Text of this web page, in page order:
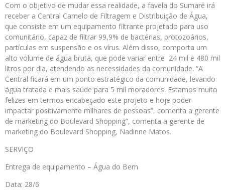
Com o objetivo de mudar essa realidade, a favela do Sumaré irá
receber a Central Camelo de Filtragem e Distribuição de Água,
que consiste em um equipamento filtrante projetado para uso
comunitário, capaz de filtrar 99,9% de bactérias, protozoários,
partículas em suspensão e os vírus. Além disso, comporta um
alto volume de água bruta, que pode variar entre 24 mil e 480 mil
litros por dia, atendendo as necessidades da comunidade. “A
Central ficará em um ponto estratégico da comunidade, levando
água tratada e mais saúde para 5 mil moradores. Estamos muito
felizes em termos encabeçado este projeto e hoje poder
impactar positivamente milhares de pessoas”, comenta a gerente
de marketing do Boulevard Shopping”, comenta a gerente de
marketing do Boulevard Shopping, Nadinne Matos.
SERVIÇO
Entrega de equipamento – Água do Bem
Data: 28/6